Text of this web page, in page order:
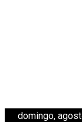
domingo,